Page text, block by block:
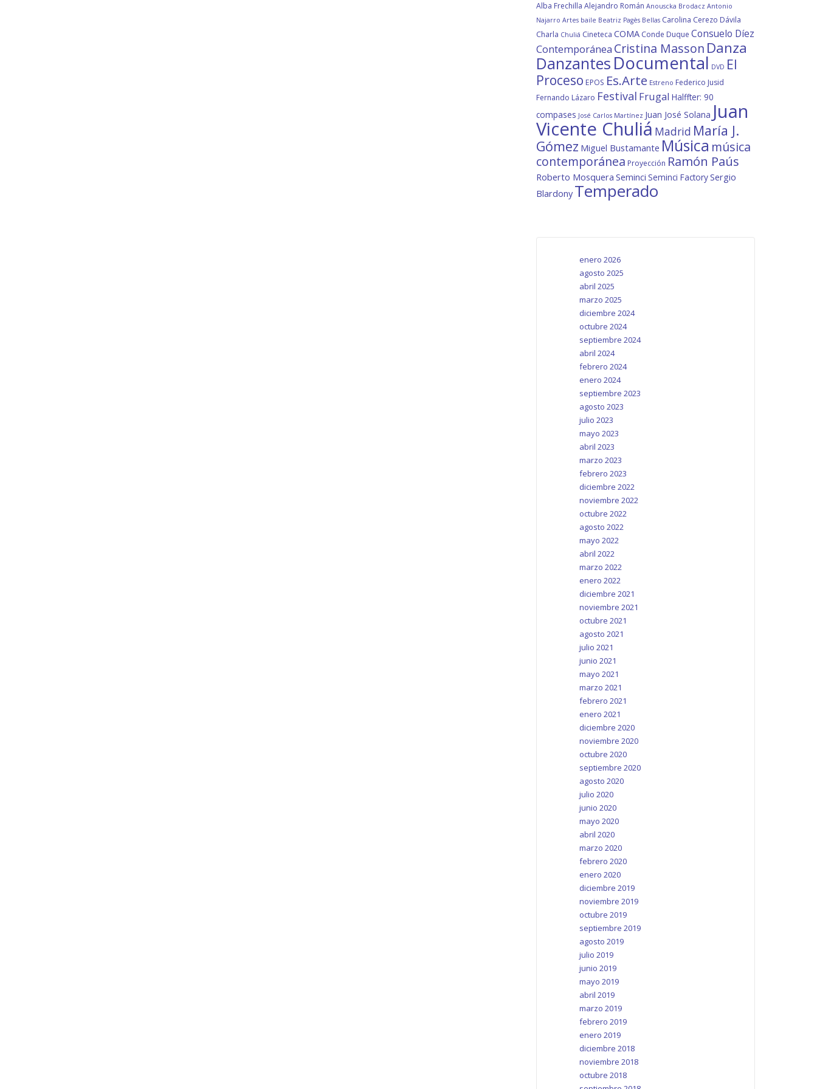
Alba Frechilla Alejandro Román Anouscka Brodacz Antonio
Najarro Artes baile Beatriz Pagès Bellas Carolina Cerezo Dávila
Charla Chuliá Cineteca COMA Conde Duque Consuelo Díez
Contemporánea Cristina Masson Danza
Danzantes Documental DVD El
Proceso EPOS Es.Arte Estreno Federico Jusid
Fernando Lázaro Festival Frugal Halffter: 90
compases José Carlos Martínez Juan José Solana Juan
Vicente Chuliá Madrid María J.
Gómez Miguel Bustamante Música música
contemporánea Proyección Ramón Paús
Roberto Mosquera Seminci Seminci FactorySergio
Blardony Temperado
enero 2026
agosto 2025
abril 2025
marzo 2025
diciembre 2024
octubre 2024
septiembre 2024
abril 2024
febrero 2024
enero 2024
septiembre 2023
agosto 2023
julio 2023
mayo 2023
abril 2023
marzo 2023
febrero 2023
diciembre 2022
noviembre 2022
octubre 2022
agosto 2022
mayo 2022
abril 2022
marzo 2022
enero 2022
diciembre 2021
noviembre 2021
octubre 2021
agosto 2021
julio 2021
junio 2021
mayo 2021
marzo 2021
febrero 2021
enero 2021
diciembre 2020
noviembre 2020
octubre 2020
septiembre 2020
agosto 2020
julio 2020
junio 2020
mayo 2020
abril 2020
marzo 2020
febrero 2020
enero 2020
diciembre 2019
noviembre 2019
octubre 2019
septiembre 2019
agosto 2019
julio 2019
junio 2019
mayo 2019
abril 2019
marzo 2019
febrero 2019
enero 2019
diciembre 2018
noviembre 2018
octubre 2018